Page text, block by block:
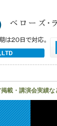
載・講演会実績な